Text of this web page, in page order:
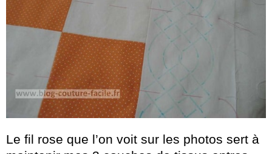
Le fil rose que l’on voit sur les photos sert à